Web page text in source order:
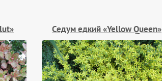
Седум едкий «Yellow Queen»